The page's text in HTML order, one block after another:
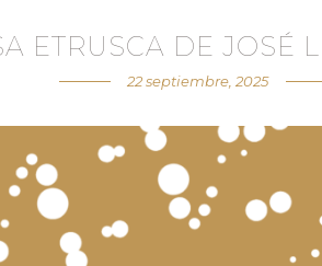
ETRUSCA DE JOSÉ
22 septiembre, 2025